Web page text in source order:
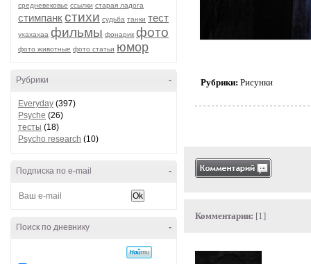
средневековье ссылки старая ладога
стимпанкстихи судьба танки тест
ухахахаа фильмы фонарик фото
фото животные фото статьи юмор
-
Рубрики
Everyday (397)
Psyche (26)
тесты (18)
Psycho research (10)
-
Подписка по e-mail
-
Поиск по дневнику
Рубрики: Рисунки
Комментарии: [1]